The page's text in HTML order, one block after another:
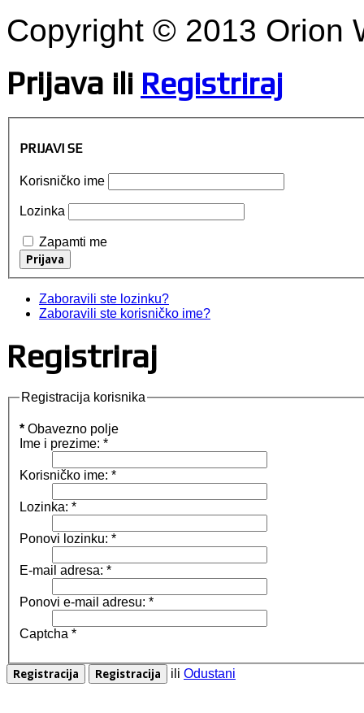
Copyright © 2013 Orion
Prijava ili Registriraj
PRIJAVI SE
Korisničko ime
Lozinka
Zapamti me
Zaboravili ste lozinku?
Zaboravili ste korisničko ime?
Registriraj
Registracija korisnika
* Obavezno polje
Ime i prezime: *
Korisničko ime: *
Lozinka: *
Ponovi lozinku: *
E-mail adresa: *
Ponovi e-mail adresu: *
Captcha *
ili Odustani